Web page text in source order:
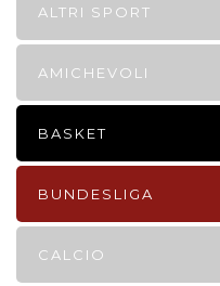
ALTRI SPORT
AMICHEVOLI
BASKET
BUNDESLIGA
CALCIO